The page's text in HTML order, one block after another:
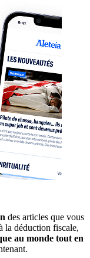
des articles que vous
la déduction fiscale,
au monde tout en